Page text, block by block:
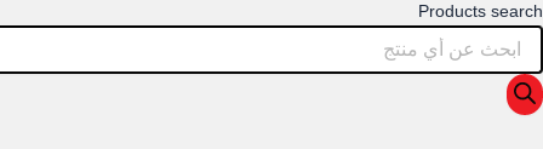
Products search